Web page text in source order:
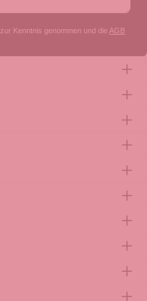
zur Kenntnis genommen und die AGB